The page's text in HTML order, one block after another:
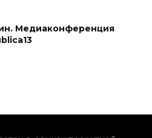
Медиаконференция